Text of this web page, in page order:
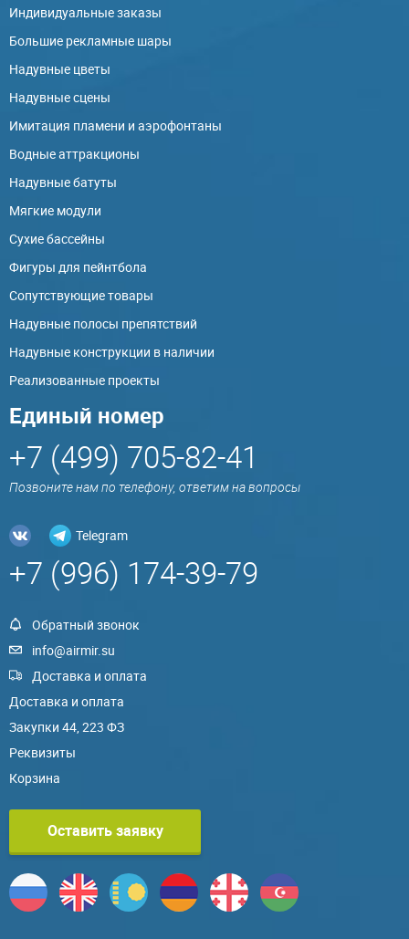
Индивидуальные заказы
Большие рекламные шары
Надувные цветы
Надувные сцены
Имитация пламени и аэрофонтаны
Водные аттракционы
Надувные батуты
Мягкие модули
Сухие бассейны
Фигуры для пейнтбола
Сопутствующие товары
Надувные полосы препятствий
Надувные конструкции в наличии
Реализованные проекты
Единый номер
+7 (499) 705-82-41
Позвоните нам по телефону, ответим на вопросы
Telegram
+7 (996) 174-39-79
Обратный звонок
info@airmir.su
Доставка и оплата
Доставка и оплата
Закупки 44, 223 ФЗ
Реквизиты
Корзина
Оставить заявку